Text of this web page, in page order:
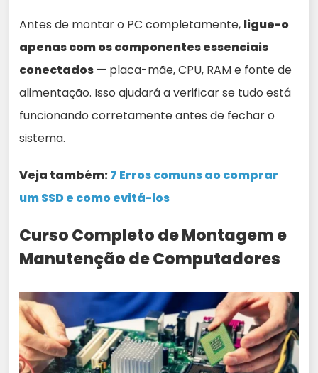
Antes de montar o PC completamente, ligue-o
apenas com os componentes essenciais
conectados — placa-mãe, CPU, RAM e fonte de
alimentação. Isso ajudará a verificar se tudo está
funcionando corretamente antes de fechar o
sistema.
Veja também:7 Erros comuns ao comprar
um SSD e como evitá-los
Curso Completo de Montagem e
Manutenção de Computadores